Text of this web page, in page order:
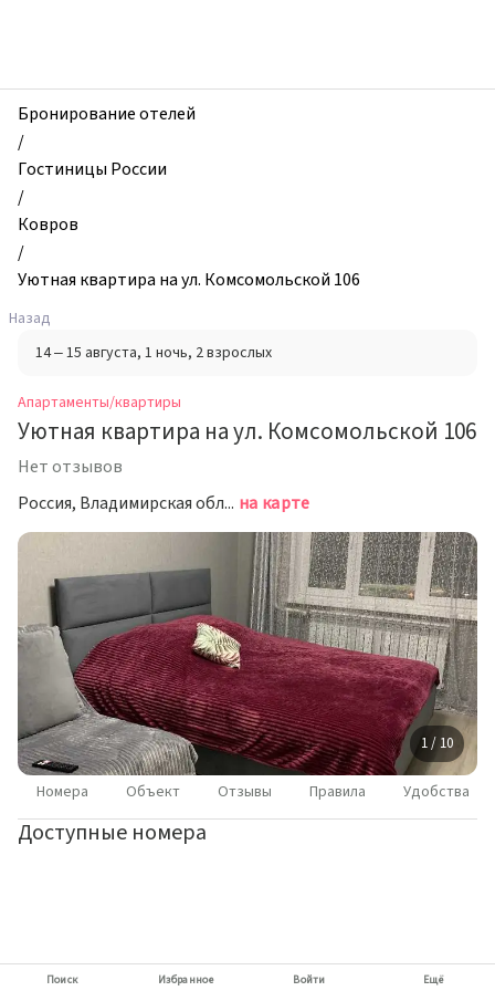
и
квартиры,
Уютная
квартира
на
ул.
Комсомольской
106,
Ковров,
Россия
Бронирование отелей
/
Гостиницы России
/
Ковров
/
Уютная квартира на ул. Комсомольской 106
Назад
14 – 15 августа, 1 ночь, 2 взрослых
Апартаменты/квартиры
Уютная квартира на ул. Комсомольской 106
Нет отзывов
Россия, Владимирская область, Ковров, Комсомольская улица, 106 на карте
1 / 10
Номера Объект Отзывы Правила Удобства
Доступные номера
Поиск Избранное Войти Ещё